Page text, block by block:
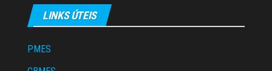
LINKS ÚTEIS
PMES